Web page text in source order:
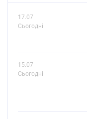
17.07
Сьогодні
15.07
Сьогодні